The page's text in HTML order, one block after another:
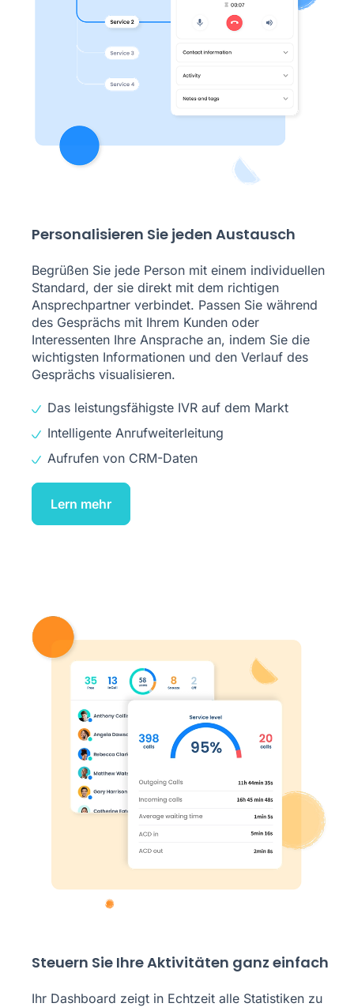
Personalisieren Sie jeden Austausch
Begrüßen Sie jede Person mit einem individuellen
Standard, der sie direkt mit dem richtigen
Ansprechpartner verbindet. Passen Sie während
des Gesprächs mit Ihrem Kunden oder
Interessenten Ihre Ansprache an, indem Sie die
wichtigsten Informationen und den Verlauf des
Gesprächs visualisieren.
Das leistungsfähigste IVR auf dem Markt
Intelligente Anrufweiterleitung
Aufrufen von CRM-Daten
Lern mehr
Steuern Sie Ihre Aktivitäten ganz einfach
Ihr Dashboard zeigt in Echtzeit alle Statistiken zu